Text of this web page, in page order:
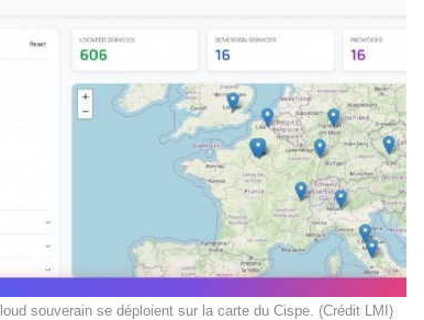
souverain se déploient sur la carte du Cispe. (Crédit LMI)